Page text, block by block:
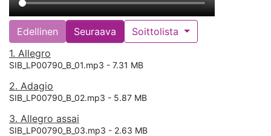
Edellinen Seuraava
Soittolista
1. Allegro
SIB_LP00790_B_01.mp3 - 7.31 MB
2. Adagio
SIB_LP00790_B_02.mp3 - 5.87 MB
3. Allegro assai
SIB_LP00790_B_03.mp3 - 2.63 MB